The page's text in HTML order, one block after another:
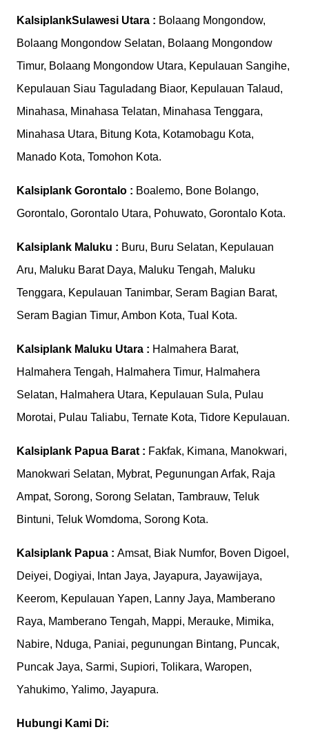
KalsiplankSulawesi Utara : Bolaang Mongondow,
Bolaang Mongondow Selatan, Bolaang Mongondow
Timur, Bolaang Mongondow Utara, Kepulauan Sangihe,
Kepulauan Siau Taguladang Biaor, Kepulauan Talaud,
Minahasa, Minahasa Telatan, Minahasa Tenggara,
Minahasa Utara, Bitung Kota, Kotamobagu Kota,
Manado Kota, Tomohon Kota.
Kalsiplank Gorontalo : Boalemo, Bone Bolango,
Gorontalo, Gorontalo Utara, Pohuwato, Gorontalo Kota.
Kalsiplank Maluku : Buru, Buru Selatan, Kepulauan
Aru, Maluku Barat Daya, Maluku Tengah, Maluku
Tenggara, Kepulauan Tanimbar, Seram Bagian Barat,
Seram Bagian Timur, Ambon Kota, Tual Kota.
Kalsiplank Maluku Utara : Halmahera Barat,
Halmahera Tengah, Halmahera Timur, Halmahera
Selatan, Halmahera Utara, Kepulauan Sula, Pulau
Morotai, Pulau Taliabu, Ternate Kota, Tidore Kepulauan.
Kalsiplank Papua Barat : Fakfak, Kimana, Manokwari,
Manokwari Selatan, Mybrat, Pegunungan Arfak, Raja
Ampat, Sorong, Sorong Selatan, Tambrauw, Teluk
Bintuni, Teluk Womdoma, Sorong Kota.
Kalsiplank Papua : Amsat, Biak Numfor, Boven Digoel,
Deiyei, Dogiyai, Intan Jaya, Jayapura, Jayawijaya,
Keerom, Kepulauan Yapen, Lanny Jaya, Mamberano
Raya, Mamberano Tengah, Mappi, Merauke, Mimika,
Nabire, Nduga, Paniai, pegunungan Bintang, Puncak,
Puncak Jaya, Sarmi, Supiori, Tolikara, Waropen,
Yahukimo, Yalimo, Jayapura.
Hubungi Kami Di: